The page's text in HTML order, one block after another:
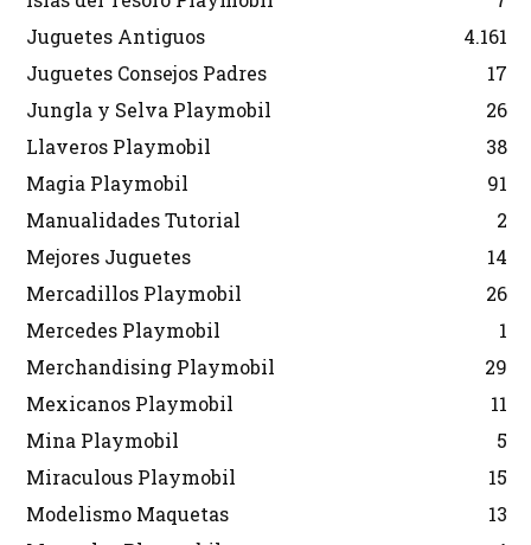
Juguetes Antiguos
4.161
Juguetes Consejos Padres
17
Jungla y Selva Playmobil
26
Llaveros Playmobil
38
Magia Playmobil
91
Manualidades Tutorial
2
Mejores Juguetes
14
Mercadillos Playmobil
26
Mercedes Playmobil
1
Merchandising Playmobil
29
Mexicanos Playmobil
11
Mina Playmobil
5
Miraculous Playmobil
15
Modelismo Maquetas
13